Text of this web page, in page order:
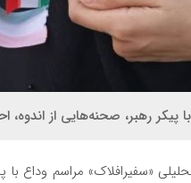
رهبر، صحنه‌هایی از اندوه،
«سفیرافلاک» مراسم وداع